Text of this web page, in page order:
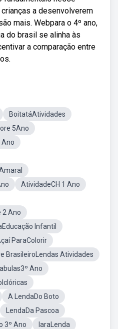
a desenvolverem
mais. Webpara o 4º ano,
do brasil se alinha às
a comparação entre
BoitatáAtividades
5Ano
Ano
AtividadeCH 1 Ano
2 Ano
Infantil
ParaColorir
BrasileiroLendas Atividades
Ano
A LendaDo Boto
LendaDa Pascoa
3º Ano
IaraLenda